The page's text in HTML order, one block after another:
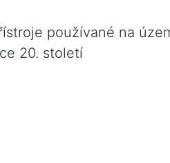
používané na
20. století